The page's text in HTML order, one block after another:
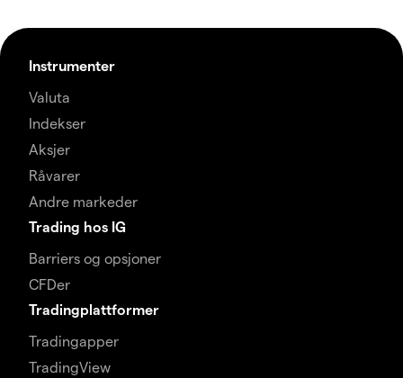
Instrumenter
Valuta
Indekser
Aksjer
Råvarer
Andre markeder
Trading hos IG
Barriers og opsjoner
CFDer
Tradingplattformer
Tradingapper
TradingView